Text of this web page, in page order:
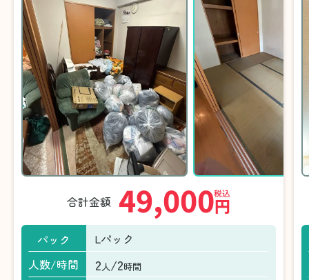
合計金額 49,000円
税込
パック
Lパック
人数/時間
2人/2時間